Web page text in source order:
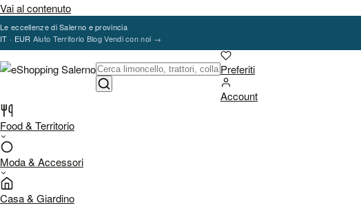
Vai al contenuto
Le eccellenze di Salerno e provincia
IT · EUR Aiuto Territorio BlogVendi con noi →
Preferiti
Account
Food & Territorio
Moda & Accessori
Casa & Giardino